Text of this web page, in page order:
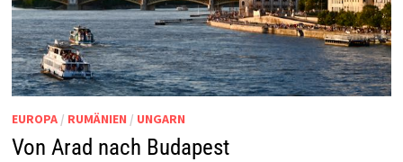
EUROPA/ RUMÄNIEN / UNGARN
Von Arad nach Budapest